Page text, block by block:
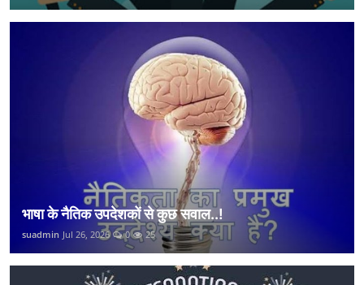
भाषा के नैतिक उपदेशकों से कुछ सवाल..!
suadmin Jul 26, 2026 0 25